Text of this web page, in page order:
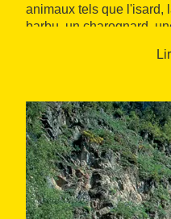
animaux tels que l'isard,
barbu, un charognard,
, qui propose une
parcours partant d'une
possibilité de prendre le
lac de Sallente, monte,
l'estany Gento, situé à
Un parc accessible à
Pour rendre le parc